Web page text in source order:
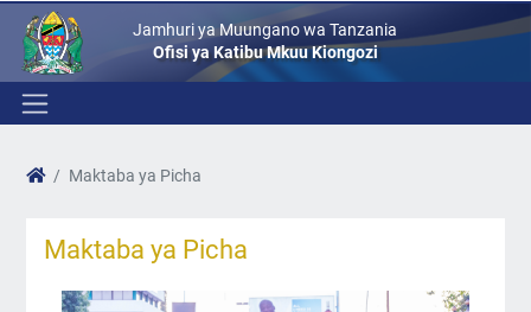
Jamhuri ya Muungano wa Tanzania
Ofisi ya Katibu Mkuu Kiongozi
Maktaba ya Picha
Maktaba ya Picha